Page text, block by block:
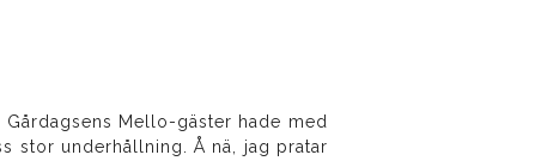
Mello-gäster hade med
stor underhållning. Å nä, jag pratar